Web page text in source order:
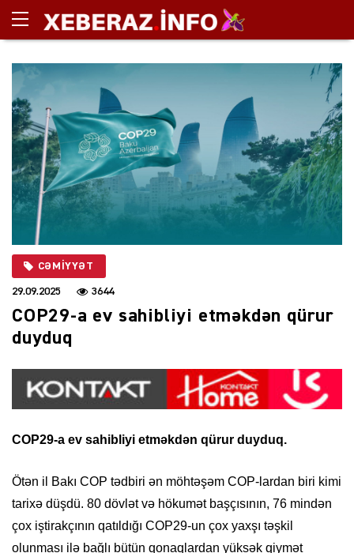
CƏMIYYƏT
29.09.2025 3644
COP29-a ev sahibliyi etməkdən qürur
duyduq
COP29-a ev sahibliyi etməkdən qürur duyduq.
Ötən il Bakı COP tədbiri ən möhtəşəm COP-lardan biri kimi
tarixə düşdü. 80 dövlət və hökumət başçısının, 76 mindən
çox iştirakçının qatıldığı COP29-un çox yaxşı təşkil
olunması ilə bağlı bütün qonaqlardan yüksək qiymət